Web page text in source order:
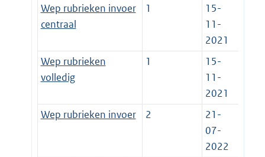
Wep rubrieken invoer
centraal
1
15-
11-
2021
Wep rubrieken
volledig
1
15-
11-
2021
Wep rubrieken invoer
2
21-
07-
2022